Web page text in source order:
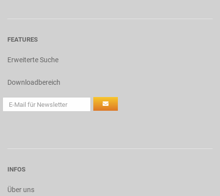
FEATURES
Erweiterte Suche
Downloadbereich
INFOS
Über uns